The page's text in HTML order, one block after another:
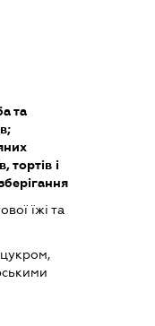
та
тортів і
їжі та
цукром,